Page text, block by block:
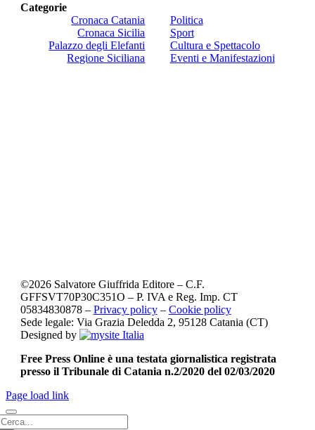
Categorie
Cronaca Catania
Cronaca Sicilia
Palazzo degli Elefanti
Regione Siciliana
Politica
Sport
Cultura e Spettacolo
Eventi e Manifestazioni
©2026Salvatore Giuffrida Editore – C.F.
GFFSVT70P30C351O – P. IVA e Reg. Imp. CT
05834830878 – Privacy policy– Cookie policy
Sede legale: Via Grazia Deledda 2, 95128 Catania (CT)
Designed by
Free Press Online è una testata giornalistica registrata
presso il Tribunale di Catania n.2/2020 del 02/03/2020
Page load link